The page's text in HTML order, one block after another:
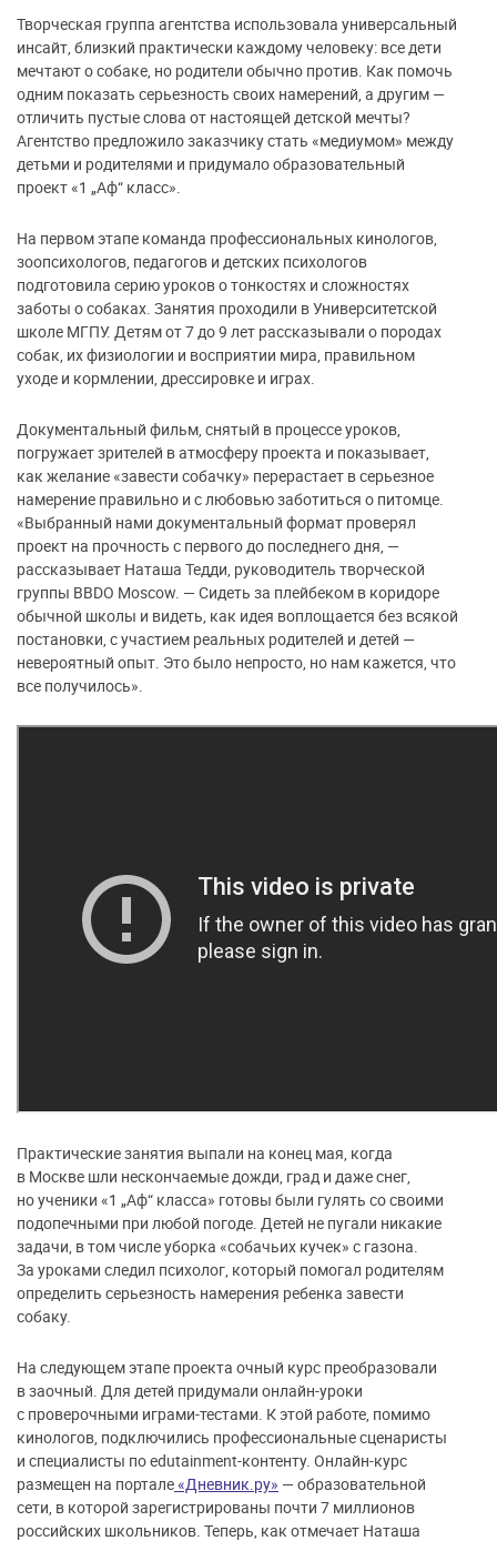
Творческая группа агентства использовала универсальный
инсайт, близкий практически каждому человеку: все дети
мечтают о собаке, но родители обычно против. Как помочь
одним показать серьезность своих намерений, а другим —
отличить пустые слова от настоящей детской мечты?
Агентство предложило заказчику стать «медиумом» между
детьми и родителями и придумало образовательный
проект «1 „Аф“ класс».
На первом этапе команда профессиональных кинологов,
зоопсихологов, педагогов и детских психологов
подготовила серию уроков о тонкостях и сложностях
заботы о собаках. Занятия проходили в Университетской
школе МГПУ. Детям от 7 до 9 лет рассказывали о породах
собак, их физиологии и восприятии мира, правильном
уходе и кормлении, дрессировке и играх.
Документальный фильм, снятый в процессе уроков,
погружает зрителей в атмосферу проекта и показывает,
как желание «завести собачку» перерастает в серьезное
намерение правильно и с любовью заботиться о питомце.
«Выбранный нами документальный формат проверял
проект на прочность с первого до последнего дня, —
рассказывает Наташа Тедди, руководитель творческой
группы BBDO Moscow. — Сидеть за плейбеком в коридоре
обычной школы и видеть, как идея воплощается без всякой
постановки, с участием реальных родителей и детей —
невероятный опыт. Это было непросто, но нам кажется, что
все получилось».
Практические занятия выпали на конец мая, когда
в Москве шли нескончаемые дожди, град и даже снег,
но ученики «1 „Аф“ класса» готовы были гулять со своими
подопечными при любой погоде. Детей не пугали никакие
задачи, в том числе уборка «собачьих кучек» с газона.
За уроками следил психолог, который помогал родителям
определить серьезность намерения ребенка завести
собаку.
На следующем этапе проекта очный курс преобразовали
в заочный. Для детей придумали онлайн-уроки
с проверочными играми-тестами. К этой работе, помимо
кинологов, подключились профессиональные сценаристы
и специалисты по edutainment-контенту. Онлайн-курс
размещен на портале«Дневник.ру» — образовательной
сети, в которой зарегистрированы почти 7 миллионов
российских школьников. Теперь, как отмечает Наташа